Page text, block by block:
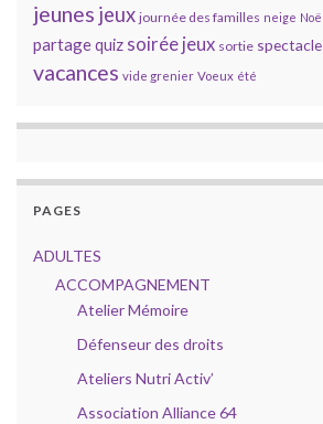
jeunes jeux journée des familles neige Noël
partagequiz soirée jeux sortie spectacle
vacances vide grenier Voeux été
PAGES
ADULTES
ACCOMPAGNEMENT
Atelier Mémoire
Défenseur des droits
Ateliers Nutri Activ’
Association Alliance 64